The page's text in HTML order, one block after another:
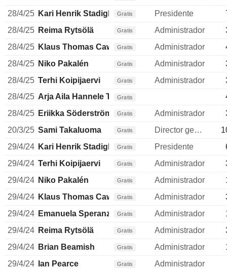
28/4/25 Kari Henrik Stadigh Gratis Presidente
28/4/25 Reima Rytsölä Gratis Administrador
28/4/25 Klaus Thomas CawénGratis Administrador
28/4/25 Niko Pakalén Gratis Administrador
28/4/25 Terhi Koipijaervi Gratis Administrador
28/4/25 Arja Aila Hannele Talma
Gratis
28/4/25 Eriikka Söderström Gratis Administrador
20/3/25 Sami Takaluoma Gratis Director general
29/4/24 Kari Henrik Stadigh Gratis Presidente
29/4/24 Terhi Koipijaervi Gratis Administrador
29/4/24 Niko Pakalén Gratis Administrador
29/4/24 Klaus Thomas CawénGratis Administrador
29/4/24 Emanuela Speranza Gratis Administrador
29/4/24 Reima Rytsölä Gratis Administrador
29/4/24 Brian Beamish Gratis Administrador
29/4/24
Ian Pearce Gratis
Administrador